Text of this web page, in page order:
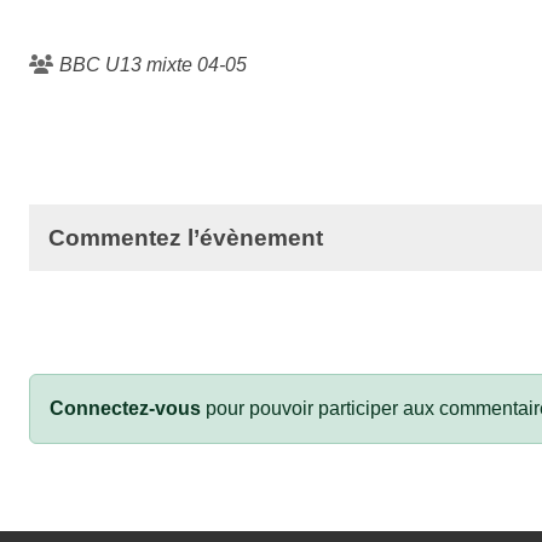
BBC U13 mixte 04-05
Commentez l’évènement
Connectez-vous pour pouvoir participer aux